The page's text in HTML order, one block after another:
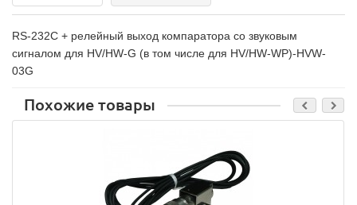
RS-232C + релейный выход компаратора со звуковым
сигналом для HV/HW-G (в том числе для HV/HW-WP)-HVW-
03G
Похожие товары